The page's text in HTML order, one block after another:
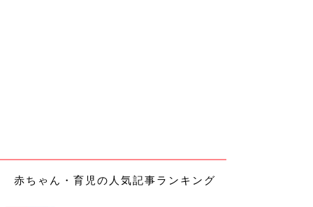
赤ちゃん・育児の人気記事ランキング